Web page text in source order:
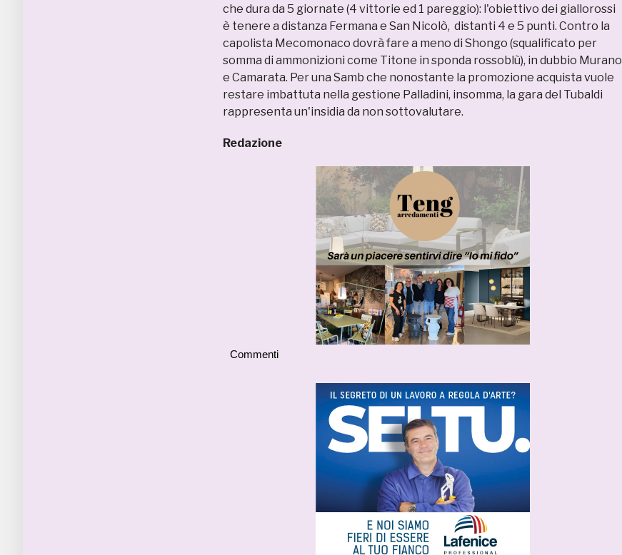
che dura da 5 giornate (4 vittorie ed 1 pareggio): l'obiettivo dei giallorossi
è tenere a distanza Fermana e San Nicolò, distanti 4 e 5 punti. Contro la
capolista Mecomonaco dovrà fare a meno di Shongo (squalificato per
somma di ammonizioni come Titone in sponda rossoblù), in dubbio Murano
e Camarata. Per una Samb che nonostante la promozione acquista vuole
restare imbattuta nella gestione Palladini, insomma, la gara del Tubaldi
rappresenta un'insidia da non sottovalutare.
Redazione
Commenti